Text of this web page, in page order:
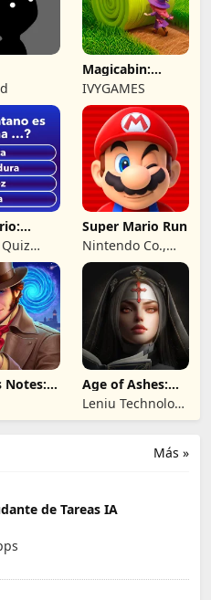
Magicabin:
Witch's
Adventure
IVYGAMES
Super Mario Run
Nintendo Co.,
Ltd.
Notes: Age of Ashes:
Dark Nuns
Leniu Technology
Co., Limited
Más »
de Tareas IA